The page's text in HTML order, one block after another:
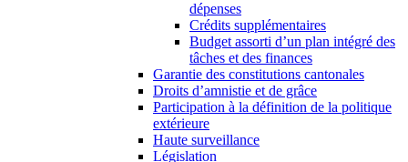
dépenses
Crédits supplémentaires
Budget assorti d’un plan intégré des
tâches et des finances
Garantie des constitutions cantonales
Droits d’amnistie et de grâce
Participation à la définition de la politique
extérieure
Haute surveillance
Législation